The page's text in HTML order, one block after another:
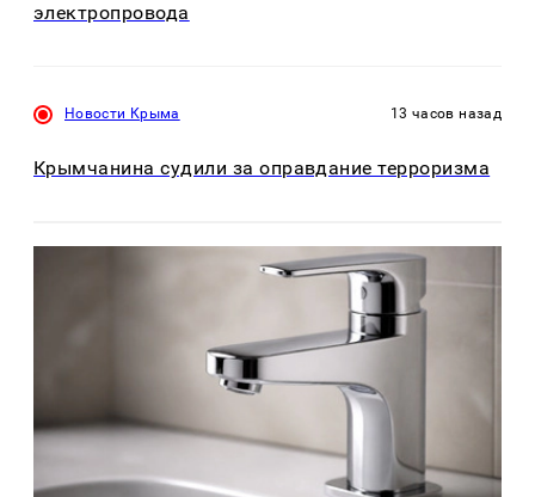
электропровода
Новости Крыма 13 часов назад
Крымчанина судили за оправдание терроризма